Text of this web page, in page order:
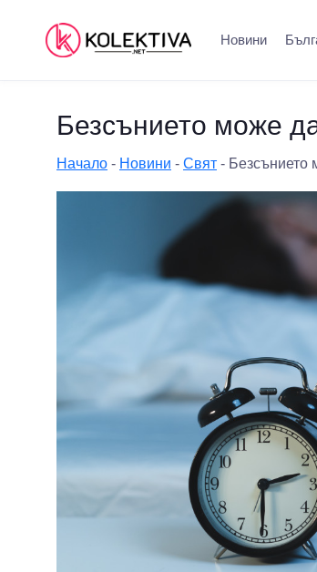
Новини
Безсънието може
Начало - Новини - Свят - Безсънието